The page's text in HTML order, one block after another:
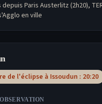
Paris Austerlitz (2h20),
en ville
de l'éclipse à Issoudun : 20:20